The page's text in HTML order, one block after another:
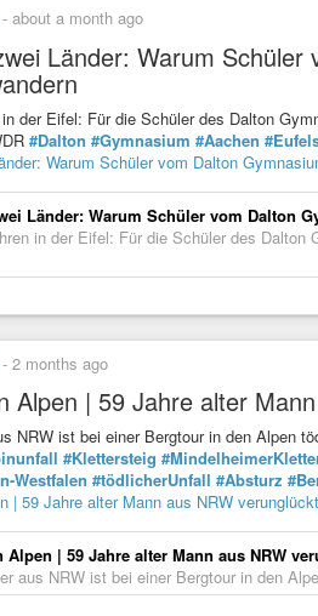
- about a month ago
Länder: Warum
der Eifel: Für die Schüler des Dalton
#Dalton #Gymnasium #Aachen
Warum Schüler vom Dalton
Länder: Warum Schüler vom Dalton
in der Eifel: Für die Schüler des
- 2 months ago
Alpen | 59 Jahre alter
NRW ist bei einer Bergtour in den Alpen
#Klettersteig
Westfalen #tödlicherUnfall #Absturz
| 59 Jahre alter Mann aus NRW
Alpen | 59 Jahre alter Mann aus NRW
aus NRW ist bei einer Bergtour in den